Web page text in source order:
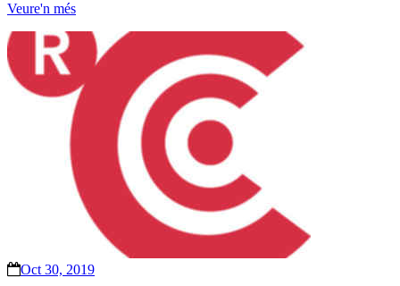
Veure'n més
Oct 30, 2019